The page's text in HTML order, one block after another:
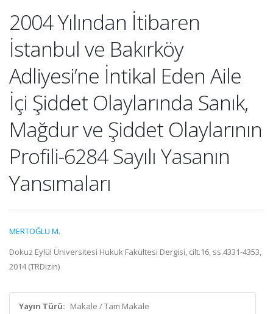
2004 Yılından İtibaren
İstanbul ve Bakırköy
Adliyesi’ne İntikal Eden Aile
İçi Şiddet Olaylarında Sanık,
Mağdur ve Şiddet Olaylarının
Profili-6284 Sayılı Yasanın
Yansımaları
MERTOĞLU M.
Dokuz Eylül Üniversitesi Hukuk Fakültesi Dergisi, cilt.16, ss.4331-4353,
2014 (TRDizin)
Yayın Türü: Makale / Tam Makale